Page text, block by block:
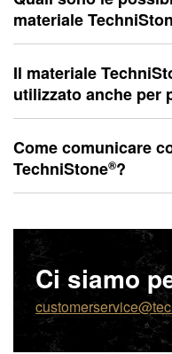
materiale
Il materiale
utilizzato anche per
Come comunicare
TechniStone®?
Ci siamo